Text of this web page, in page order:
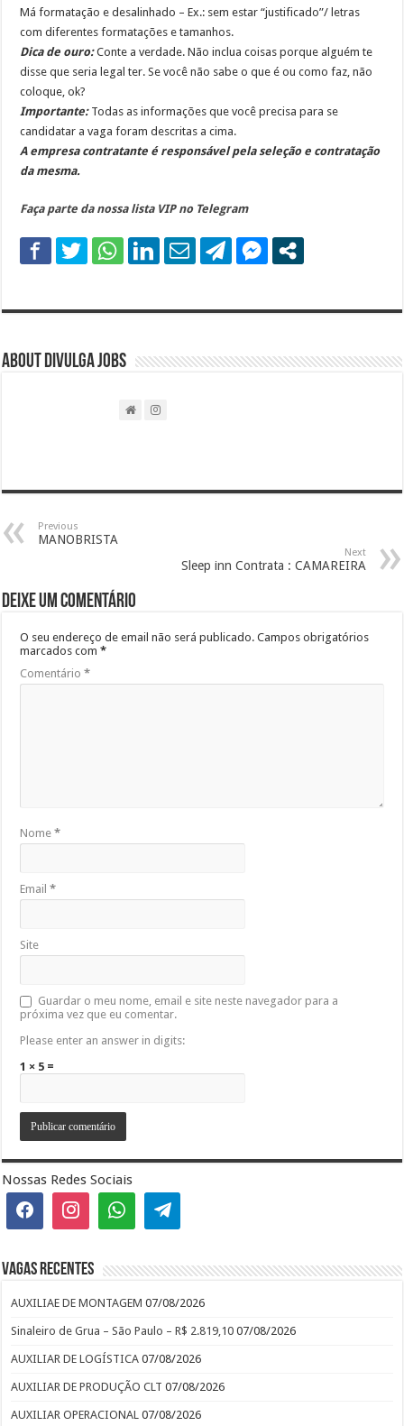
Má formatação e desalinhado – Ex.: sem estar “justificado”/ letras
com diferentes formatações e tamanhos.
Dica de ouro: Conte a verdade. Não inclua coisas porque alguém te
disse que seria legal ter. Se você não sabe o que é ou como faz, não
coloque, ok?
Importante:Todas as informações que você precisa para se
candidatar a vaga foram descritas a cima.
A empresa contratante é responsável pela seleção e contratação
da mesma.
Faça parte da nossa lista VIP no Telegram
About DIVULGA JOBS
Previous
MANOBRISTA
Next
Sleep inn Contrata : CAMAREIRA
Deixe um comentário
O seu endereço de email não será publicado. Campos obrigatórios
marcados com*
Comentário*
Nome*
Email*
Site
Guardar o meu nome, email e site neste navegador para a
próxima vez que eu comentar.
Please enter an answer in digits:
1 × 5 =
Nossas Redes Sociais
Vagas recentes
AUXILIAE DE MONTAGEM 07/08/2026
Sinaleiro de Grua – São Paulo – R$ 2.819,10 07/08/2026
AUXILIAR DE LOGÍSTICA 07/08/2026
AUXILIAR DE PRODUÇÃO CLT 07/08/2026
AUXILIAR OPERACIONAL 07/08/2026